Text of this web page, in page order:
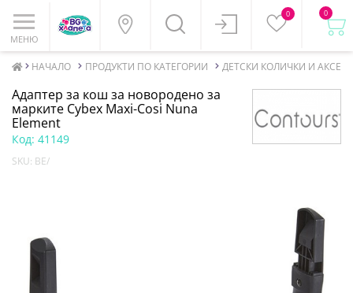
МЕНЮ
0 0
НАЧАЛО ПРОДУКТИ ПО КАТЕГОРИИ ДЕТСКИ КОЛИЧКИ И
Адаптер за кош за новородено за
марките Cybex Maxi-Cosi Nuna
Element
Код: 41149
SKU: BE/